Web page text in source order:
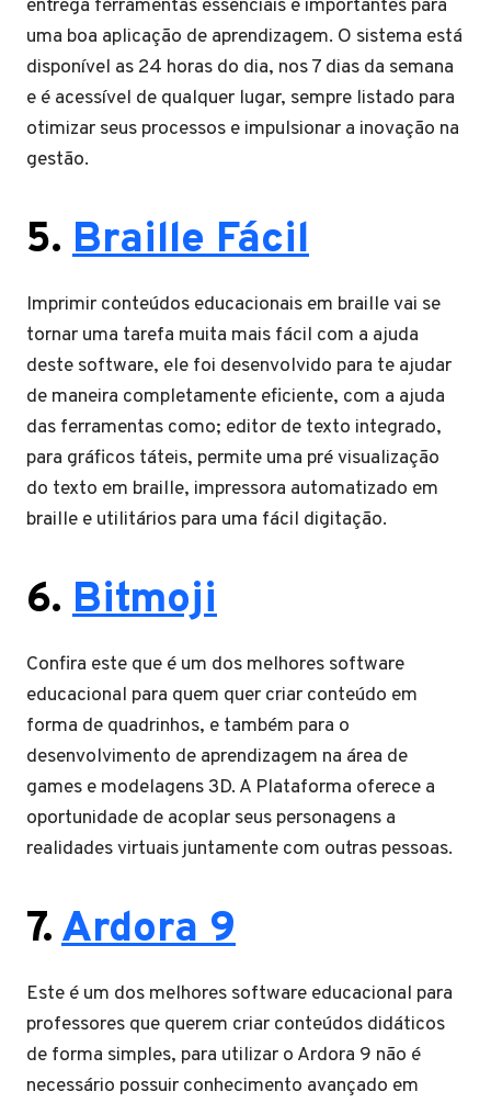
entrega ferramentas essenciais e importantes para
uma boa aplicação de aprendizagem. O sistema está
disponível as 24 horas do dia, nos 7 dias da semana
e é acessível de qualquer lugar, sempre listado para
otimizar seus processos e impulsionar a inovação na
gestão.
5. Braille Fácil
Imprimir conteúdos educacionais em braille vai se
tornar uma tarefa muita mais fácil com a ajuda
deste software, ele foi desenvolvido para te ajudar
de maneira completamente eficiente, com a ajuda
das ferramentas como; editor de texto integrado,
para gráficos táteis, permite uma pré visualização
do texto em braille, impressora automatizado em
braille e utilitários para uma fácil digitação.
6. Bitmoji
Confira este que é um dos melhores software
educacional para quem quer criar conteúdo em
forma de quadrinhos, e também para o
desenvolvimento de aprendizagem na área de
games e modelagens 3D. A Plataforma oferece a
oportunidade de acoplar seus personagens a
realidades virtuais juntamente com outras pessoas.
7.Ardora 9
Este é um dos melhores software educacional para
professores que querem criar conteúdos didáticos
de forma simples, para utilizar o Ardora 9 não é
necessário possuir conhecimento avançado em